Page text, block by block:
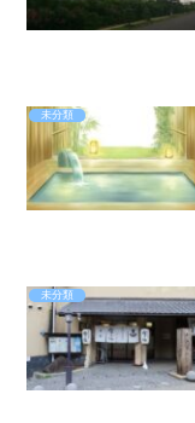
未分類
未分類